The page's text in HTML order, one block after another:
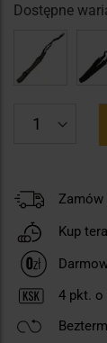
Dostępne
Zamów
Kup
4 pkt.